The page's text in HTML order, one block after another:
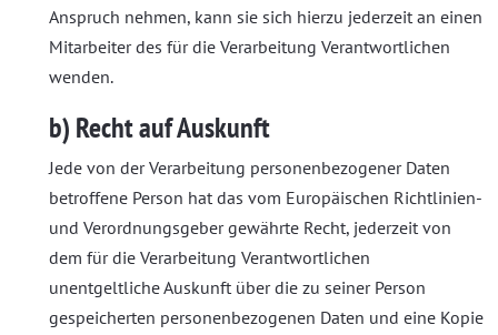
Anspruch nehmen, kann sie sich hierzu jederzeit an einen
Mitarbeiter des für die Verarbeitung Verantwortlichen
wenden.
b) Recht auf Auskunft
Jede von der Verarbeitung personenbezogener Daten
betroffene Person hat das vom Europäischen Richtlinien-
und Verordnungsgeber gewährte Recht, jederzeit von
dem für die Verarbeitung Verantwortlichen
unentgeltliche Auskunft über die zu seiner Person
gespeicherten personenbezogenen Daten und eine Kopie